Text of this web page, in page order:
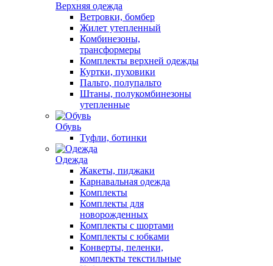
Верхняя одежда
Ветровки, бомбер
Жилет утепленный
Комбинезоны,
трансформеры
Комплекты верхней одежды
Куртки, пуховики
Пальто, полупальто
Штаны, полукомбинезоны
утепленные
Обувь
Туфли, ботинки
Одежда
Жакеты, пиджаки
Карнавальная одежда
Комплекты
Комплекты для
новорожденных
Комплекты с шортами
Комплекты с юбками
Конверты, пеленки,
комплекты текстильные